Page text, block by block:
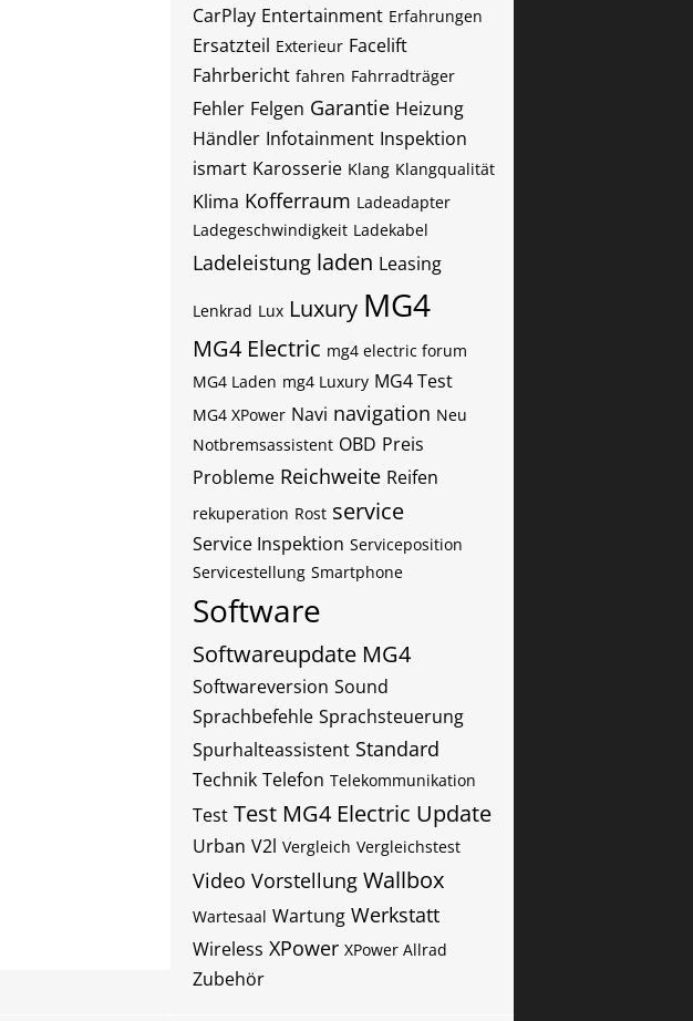
CarPlay Entertainment Erfahrungen
Ersatzteil Exterieur Facelift
Fahrbericht fahren Fahrradträger
Fehler Felgen Garantie Heizung
Händler Infotainment Inspektion
ismart Karosserie Klang Klangqualität
Klima Kofferraum Ladeadapter
Ladegeschwindigkeit Ladekabel
Ladeleistung laden Leasing
Lenkrad Lux Luxury MG4
MG4 Electric mg4 electric forum
MG4 Laden mg4 Luxury MG4 Test
MG4 XPower Navi navigation Neu
Notbremsassistent OBD Preis
Probleme Reichweite Reifen
rekuperation Rost service
Service Inspektion Serviceposition
Servicestellung Smartphone
Software
Softwareupdate MG4
Softwareversion Sound
Sprachbefehle Sprachsteuerung
Spurhalteassistent Standard
Technik Telefon Telekommunikation
Test Test MG4 Electric Update
Urban V2l Vergleich Vergleichstest
Video Vorstellung Wallbox
Wartesaal Wartung Werkstatt
Wireless XPower XPower Allrad
Zubehör